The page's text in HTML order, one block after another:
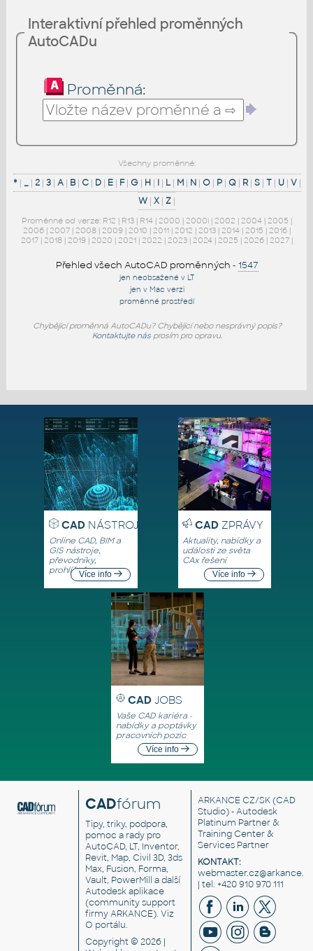
Interaktivní přehled proměnných
AutoCADu
Proměnná:
Všechny proměnné:
*| _| 2| 3| A| B| C| D| E| F| G| H| I| L| M| N| O| P| Q| R| S| T| U| V|
W | X | Z |
Proměnné od verze: R12 | R13 | R14 | 2000 | 2000i | 2002 | 2004 | 2005 |
2006 | 2007 | 2008 | 2009 | 2010 | 2011 | 2012 | 2013 | 2014 | 2015 | 2016 |
2017 | 2018 | 2019 | 2020 | 2021 | 2022 | 2023 | 2024 | 2025 | 2026 | 2027 |
Přehled všech AutoCAD proměnných - 1547
jen neobsažené v LT
jen v Mac verzi
proměnné prostředí
Chybějící proměnná AutoCADu? Chybějící nebo nesprávný popis?
Kontaktujte násprosím pro opravu.
CADNÁSTROJE
Online CAD, BIM a
GIS nástroje,
převodníky,
prohlížečeVíce info
CADZPRÁVY
Aktuality, nabídky a
události ze světa
CAx řešení
Více info
CAD JOBS
Vaše CAD kariéra -
nabídky a poptávky
pracovních pozic
Více info
CADfórum
Tipy, triky, podpora,
pomoc a rady pro
AutoCAD, LT, Inventor,
Revit, Map, Civil 3D, 3ds
Max, Fusion, Forma,
Vault, PowerMill a další
Autodesk aplikace
(community support
firmy ARKANCE). Viz
O portálu.
Copyright © 2026 |
ARKANCE CZ/SK(CAD
Studio) - Autodesk
Platinum Partner &
Training Center &
Services Partner
KONTAKT:
| tel. +420 910 970 111